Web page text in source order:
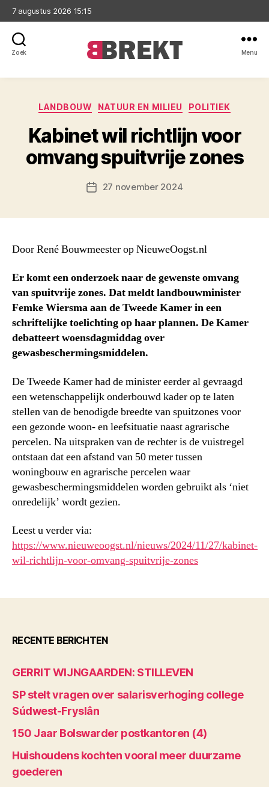
7 augustus 2026 15:15
Zoek Menu
Categorieën
LANDBOUW NATUUR EN MILIEU POLITIEK
Kabinet wil richtlijn voor
omvang spuitvrije zones
Berichtdatum
27 november 2024
Door René Bouwmeester op NieuweOogst.nl
Er komt een onderzoek naar de gewenste omvang
van spuitvrije zones. Dat meldt landbouwminister
Femke Wiersma aan de Tweede Kamer in een
schriftelijke toelichting op haar plannen. De Kamer
debatteert woensdagmiddag over
gewasbeschermingsmiddelen.
De Tweede Kamer had de minister eerder al gevraagd
een wetenschappelijk onderbouwd kader op te laten
stellen van de benodigde breedte van spuitzones voor
een gezonde woon- en leefsituatie naast agrarische
percelen. Na uitspraken van de rechter is de vuistregel
ontstaan dat een afstand van 50 meter tussen
woningbouw en agrarische percelen waar
gewasbeschermingsmiddelen worden gebruikt als ‘niet
onredelijk’ wordt gezien.
Leest u verder via:
https://www.nieuweoogst.nl/nieuws/2024/11/27/kabinet-
wil-richtlijn-voor-omvang-spuitvrije-zones
RECENTE BERICHTEN
GERRIT WIJNGAARDEN: STILLEVEN
SP stelt vragen over salarisverhoging college
Súdwest-Fryslân
150 Jaar Bolswarder postkantoren (4)
Huishoudens kochten vooral meer duurzame
goederen